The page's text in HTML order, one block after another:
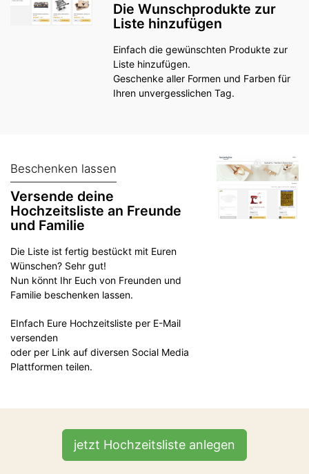
Die Wunschprodukte zur
Liste hinzufügen
Einfach die gewünschten Produkte zur
Liste hinzufügen.
Geschenke aller Formen und Farben für
Ihren unvergesslichen Tag.
Beschenken lassen
Versende deine
Hochzeitsliste an Freunde
und Familie
Die Liste ist fertig bestückt mit Euren
Wünschen? Sehr gut!
Nun könnt Ihr Euch von Freunden und
Familie beschenken lassen.
EInfach Eure Hochzeitsliste per E-Mail
versenden
oder per Link auf diversen Social Media
Plattformen teilen.
jetzt Hochzeitsliste anlegen